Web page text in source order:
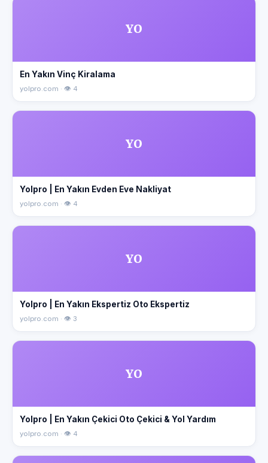
YO
En Yakın Vinç Kiralama
yolpro.com · 👁 4
YO
Yolpro | En Yakın Evden Eve Nakliyat
yolpro.com · 👁 4
YO
Yolpro | En Yakın Ekspertiz Oto Ekspertiz
yolpro.com · 👁 3
YO
Yolpro | En Yakın Çekici Oto Çekici & Yol Yardım
yolpro.com · 👁 4